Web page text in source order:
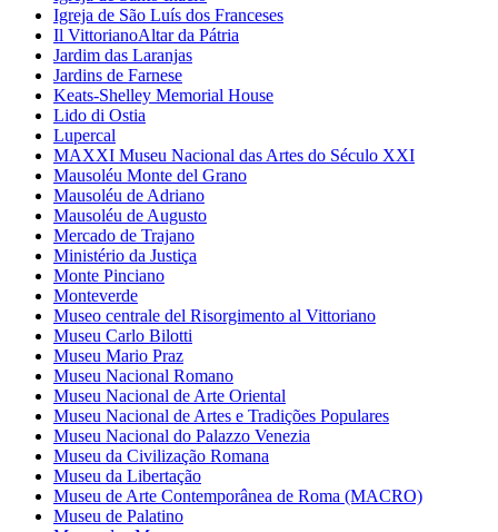
Igreja de São Luís dos Franceses
Il VittorianoAltar da Pátria
Jardim das Laranjas
Jardins de Farnese
Keats-Shelley Memorial House
Lido di Ostia
Lupercal
MAXXI Museu Nacional das Artes do Século XXI
Mausoléu Monte del Grano
Mausoléu de Adriano
Mausoléu de Augusto
Mercado de Trajano
Ministério da Justiça
Monte Pinciano
Monteverde
Museo centrale del Risorgimento al Vittoriano
Museu Carlo Bilotti
Museu Mario Praz
Museu Nacional Romano
Museu Nacional de Arte Oriental
Museu Nacional de Artes e Tradições Populares
Museu Nacional do Palazzo Venezia
Museu da Civilização Romana
Museu da Libertação
Museu de Arte Contemporânea de Roma (MACRO)
Museu de Palatino